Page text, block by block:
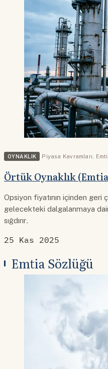
OYNAKLIK Piyasa Kavramları
Örtük Oynaklık
Opsiyon fiyatının içinden geri
gelecekteki dalgalanmaya
sığdırır.
25 Kas 2025
Emtia Sözlüğü